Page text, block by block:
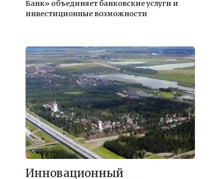
Банк» объединяет банковские услуги и
инвестиционные возможности
Инновационный